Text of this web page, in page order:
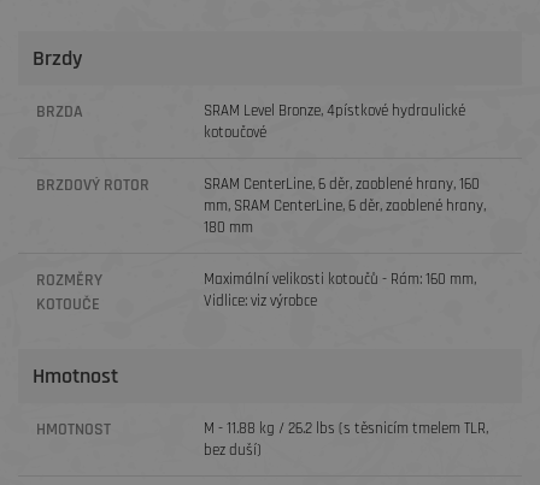
Brzdy
BRZDA
SRAM Level Bronze, 4pístkové hydraulické
kotoučové
BRZDOVÝ ROTOR
SRAM CenterLine, 6 děr, zaoblené hrany, 160
mm, SRAM CenterLine, 6 děr, zaoblené hrany,
180 mm
ROZMĚRY
KOTOUČE
Maximální velikosti kotoučů - Rám: 160 mm,
Vidlice: viz výrobce
Hmotnost
HMOTNOST
M - 11.88 kg / 26.2 lbs (s těsnicím tmelem TLR,
bez duší)